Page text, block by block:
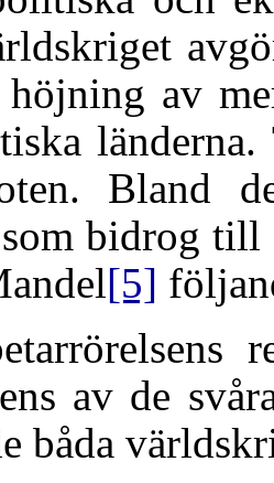
av
Bland
bidrog till
[5]
av de
båda